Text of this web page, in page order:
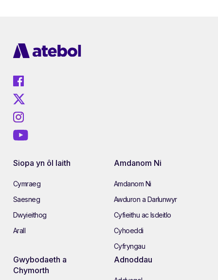
Siopa yn ôl Iaith
Cymraeg
Saesneg
Dwyieithog
Arall
Amdanom Ni
Amdanom Ni
Awduron a Darlunwyr
Cyfieithu ac Isdeitlo
Cyhoeddi
Cyfryngau
Gwybodaeth a
Chymorth
Adnoddau